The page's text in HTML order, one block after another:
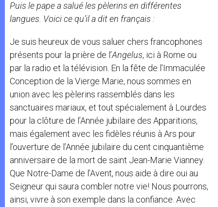
Puis le pape a salué les pèlerins en différentes
langues. Voici ce qu’il a dit en français :
Je suis heureux de vous saluer chers francophones
présents pour la prière de l’Angelus, ici à Rome ou
par la radio et la télévision. En la fête de l’Immaculée
Conception de la Vierge Marie, nous sommes en
union avec les pèlerins rassemblés dans les
sanctuaires mariaux, et tout spécialement à Lourdes
pour la clôture de l’Année jubilaire des Apparitions,
mais également avec les fidèles réunis à Ars pour
l’ouverture de l’Année jubilaire du cent cinquantième
anniversaire de la mort de saint Jean-Marie Vianney.
Que Notre-Dame de l’Avent, nous aide à dire oui au
Seigneur qui saura combler notre vie! Nous pourrons,
ainsi, vivre à son exemple dans la confiance. Avec